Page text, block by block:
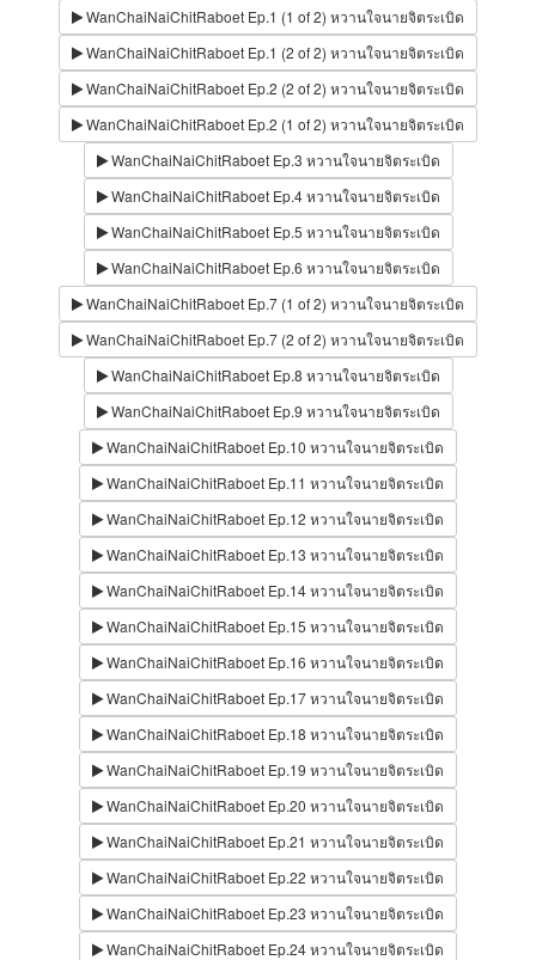
WanChaiNaiChitRaboet Ep.1 (1 of 2) หวานใจนายจิตระเบิด
WanChaiNaiChitRaboet Ep.1 (2 of 2) หวานใจนายจิตระเบิด
WanChaiNaiChitRaboet Ep.2 (2 of 2) หวานใจนายจิตระเบิด
WanChaiNaiChitRaboet Ep.2 (1 of 2) หวานใจนายจิตระเบิด
WanChaiNaiChitRaboet Ep.3 หวานใจนายจิตระเบิด
WanChaiNaiChitRaboet Ep.4 หวานใจนายจิตระเบิด
WanChaiNaiChitRaboet Ep.5 หวานใจนายจิตระเบิด
WanChaiNaiChitRaboet Ep.6 หวานใจนายจิตระเบิด
WanChaiNaiChitRaboet Ep.7 (1 of 2) หวานใจนายจิตระเบิด
WanChaiNaiChitRaboet Ep.7 (2 of 2) หวานใจนายจิตระเบิด
WanChaiNaiChitRaboet Ep.8 หวานใจนายจิตระเบิด
WanChaiNaiChitRaboet Ep.9 หวานใจนายจิตระเบิด
WanChaiNaiChitRaboet Ep.10 หวานใจนายจิตระเบิด
WanChaiNaiChitRaboet Ep.11 หวานใจนายจิตระเบิด
WanChaiNaiChitRaboet Ep.12 หวานใจนายจิตระเบิด
WanChaiNaiChitRaboet Ep.13 หวานใจนายจิตระเบิด
WanChaiNaiChitRaboet Ep.14 หวานใจนายจิตระเบิด
WanChaiNaiChitRaboet Ep.15 หวานใจนายจิตระเบิด
WanChaiNaiChitRaboet Ep.16 หวานใจนายจิตระเบิด
WanChaiNaiChitRaboet Ep.17 หวานใจนายจิตระเบิด
WanChaiNaiChitRaboet Ep.18 หวานใจนายจิตระเบิด
WanChaiNaiChitRaboet Ep.19 หวานใจนายจิตระเบิด
WanChaiNaiChitRaboet Ep.20 หวานใจนายจิตระเบิด
WanChaiNaiChitRaboet Ep.21 หวานใจนายจิตระเบิด
WanChaiNaiChitRaboet Ep.22 หวานใจนายจิตระเบิด
WanChaiNaiChitRaboet Ep.23 หวานใจนายจิตระเบิด
WanChaiNaiChitRaboet Ep.24 หวานใจนายจิตระเบิด